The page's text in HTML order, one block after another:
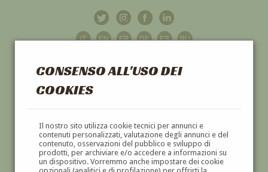
CONSENSO ALL'USO DEI
COOKIES
Il nostro sito utilizza cookie tecnici per annunci e
contenuti personalizzati, valutazione degli annunci e del
contenuto, osservazioni del pubblico e sviluppo di
prodotti, per archiviare e/o accedere a informazioni su
un dispositivo. Vorremmo anche impostare dei cookie
GALLERIAD'ARTE
DIPINTI E SCULTURE '800 E '900